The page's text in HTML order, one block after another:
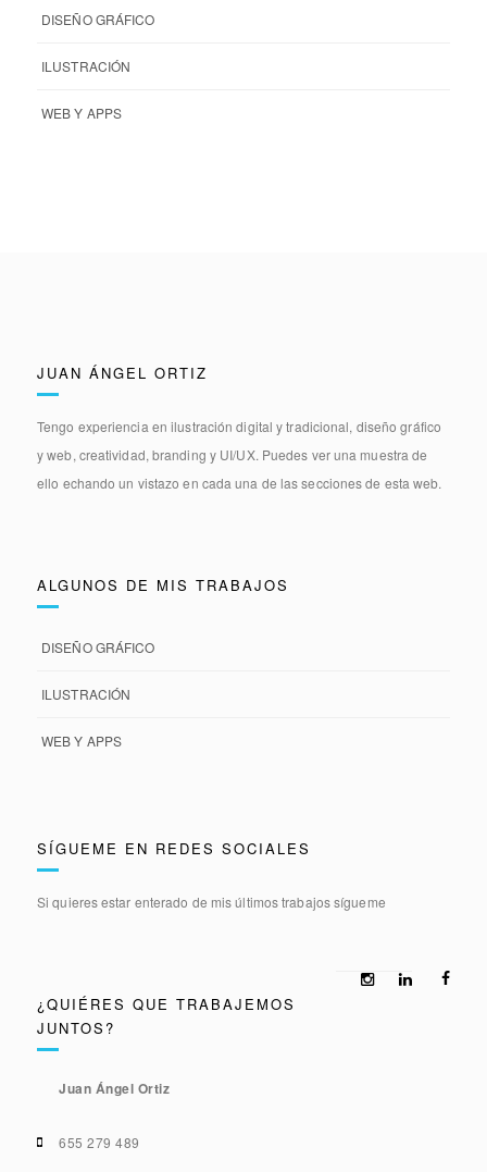
DISEÑO GRÁFICO
ILUSTRACIÓN
WEB Y APPS
JUAN ÁNGEL ORTIZ
Tengo experiencia enilustración digital y tradicional, diseño gráfico
y web, creatividad, branding y UI/UX. Puedes ver una muestra de
ello echando un vistazo en cada una de las secciones de esta web.
ALGUNOS DE MIS TRABAJOS
DISEÑO GRÁFICO
ILUSTRACIÓN
WEB Y APPS
SÍGUEME EN REDES SOCIALES
Si quieres estar enterado de mis últimos trabajos sígueme
¿QUIÉRES QUE TRABAJEMOS
JUNTOS?
Juan Ángel Ortiz
655 279 489